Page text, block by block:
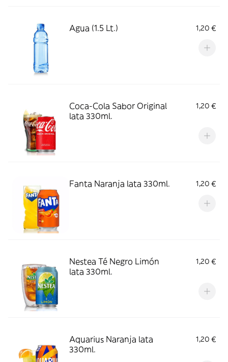
Agua (1.5 Lt.) 1,20 €
Coca-Cola Sabor Original
lata 330ml.
1,20 €
Fanta Naranja lata 330ml. 1,20 €
Nestea Té Negro Limón
lata 330ml.
1,20 €
Aquarius Naranja lata
330ml.
1,20 €